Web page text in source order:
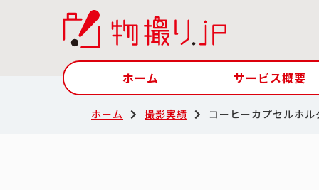
ホーム サービス概要
ホーム 撮影実績 コーヒーカプセルホル